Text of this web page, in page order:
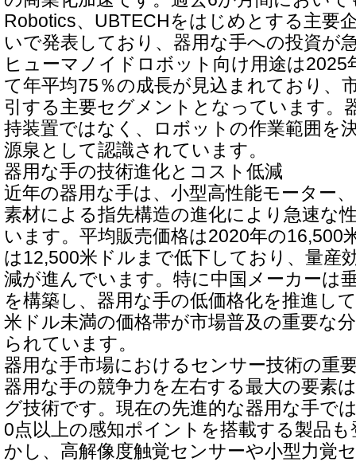
Robotics、UBTECHをはじめとする主要
いで発表しており、器用な手への投資が
ヒューマノイドロボット向け用途は2025
て年平均75％の成長が見込まれており、
引する主要セグメントとなっています。
持装置ではなく、ロボットの作業範囲を
源泉として認識されています。
器用な手の技術進化とコスト低減
近年の器用な手は、小型高性能モーター
素材による指先構造の進化により急速な
います。平均販売価格は2020年の16,500
は12,500米ドルまで低下しており、量産
減が進んでいます。特に中国メーカーは
を構築し、器用な手の低価格化を推進し
米ドル未満の価格帯が市場普及の重要な
られています。
器用な手市場におけるセンサー技術の重
器用な手の競争力を左右する最大の要素
グ技術です。現在の先進的な器用な手で
0点以上の感知ポイントを搭載する製品
かし、高解像度触覚センサーや小型力覚